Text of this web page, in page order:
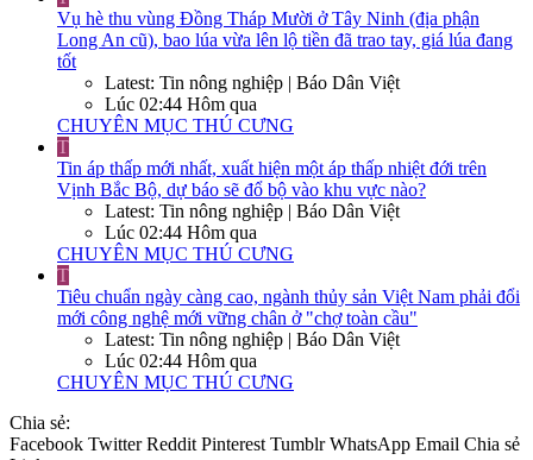
Vụ hè thu vùng Đồng Tháp Mười ở Tây Ninh (địa phận
Long An cũ), bao lúa vừa lên lộ tiền đã trao tay, giá lúa đang
tốt
Latest: Tin nông nghiệp | Báo Dân Việt
Lúc 02:44 Hôm qua
CHUYÊN MỤC THÚ CƯNG
T
Tin áp thấp mới nhất, xuất hiện một áp thấp nhiệt đới trên
Vịnh Bắc Bộ, dự báo sẽ đổ bộ vào khu vực nào?
Latest: Tin nông nghiệp | Báo Dân Việt
Lúc 02:44 Hôm qua
CHUYÊN MỤC THÚ CƯNG
T
Tiêu chuẩn ngày càng cao, ngành thủy sản Việt Nam phải đổi
mới công nghệ mới vững chân ở "chợ toàn cầu"
Latest: Tin nông nghiệp | Báo Dân Việt
Lúc 02:44 Hôm qua
CHUYÊN MỤC THÚ CƯNG
Chia sẻ:
Facebook Twitter Reddit Pinterest Tumblr WhatsApp Email Chia sẻ